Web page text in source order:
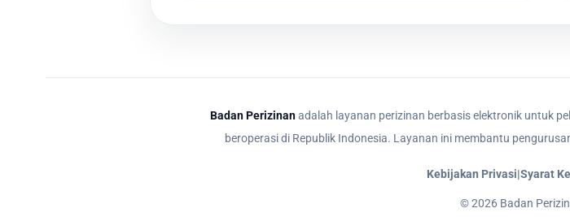
Badan Perizinanadalah layanan perizinan berbasis elektronik untuk
beroperasi di Republik Indonesia. Layanan ini membantu
Kebijakan Privasi|Syarat
©2026Badan